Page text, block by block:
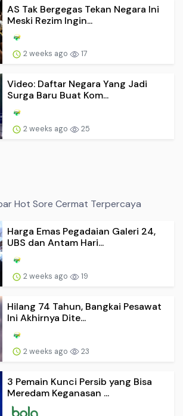
AS Tak Bergegas Tekan Negara Ini
Meski Rezim Ingin...
2 weeks ago 17
Video: Daftar Negara Yang Jadi
Surga Baru Buat Kom...
2 weeks ago 25
Hot Sore Cermat Terpercaya
Harga Emas Pegadaian Galeri 24,
UBS dan Antam Hari...
2 weeks ago 19
Hilang 74 Tahun, Bangkai Pesawat
Ini Akhirnya Dite...
2 weeks ago 23
3 Pemain Kunci Persib yang Bisa
Meredam Keganasan ...